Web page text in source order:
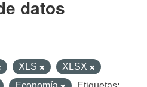
datos
XLS
XLSX